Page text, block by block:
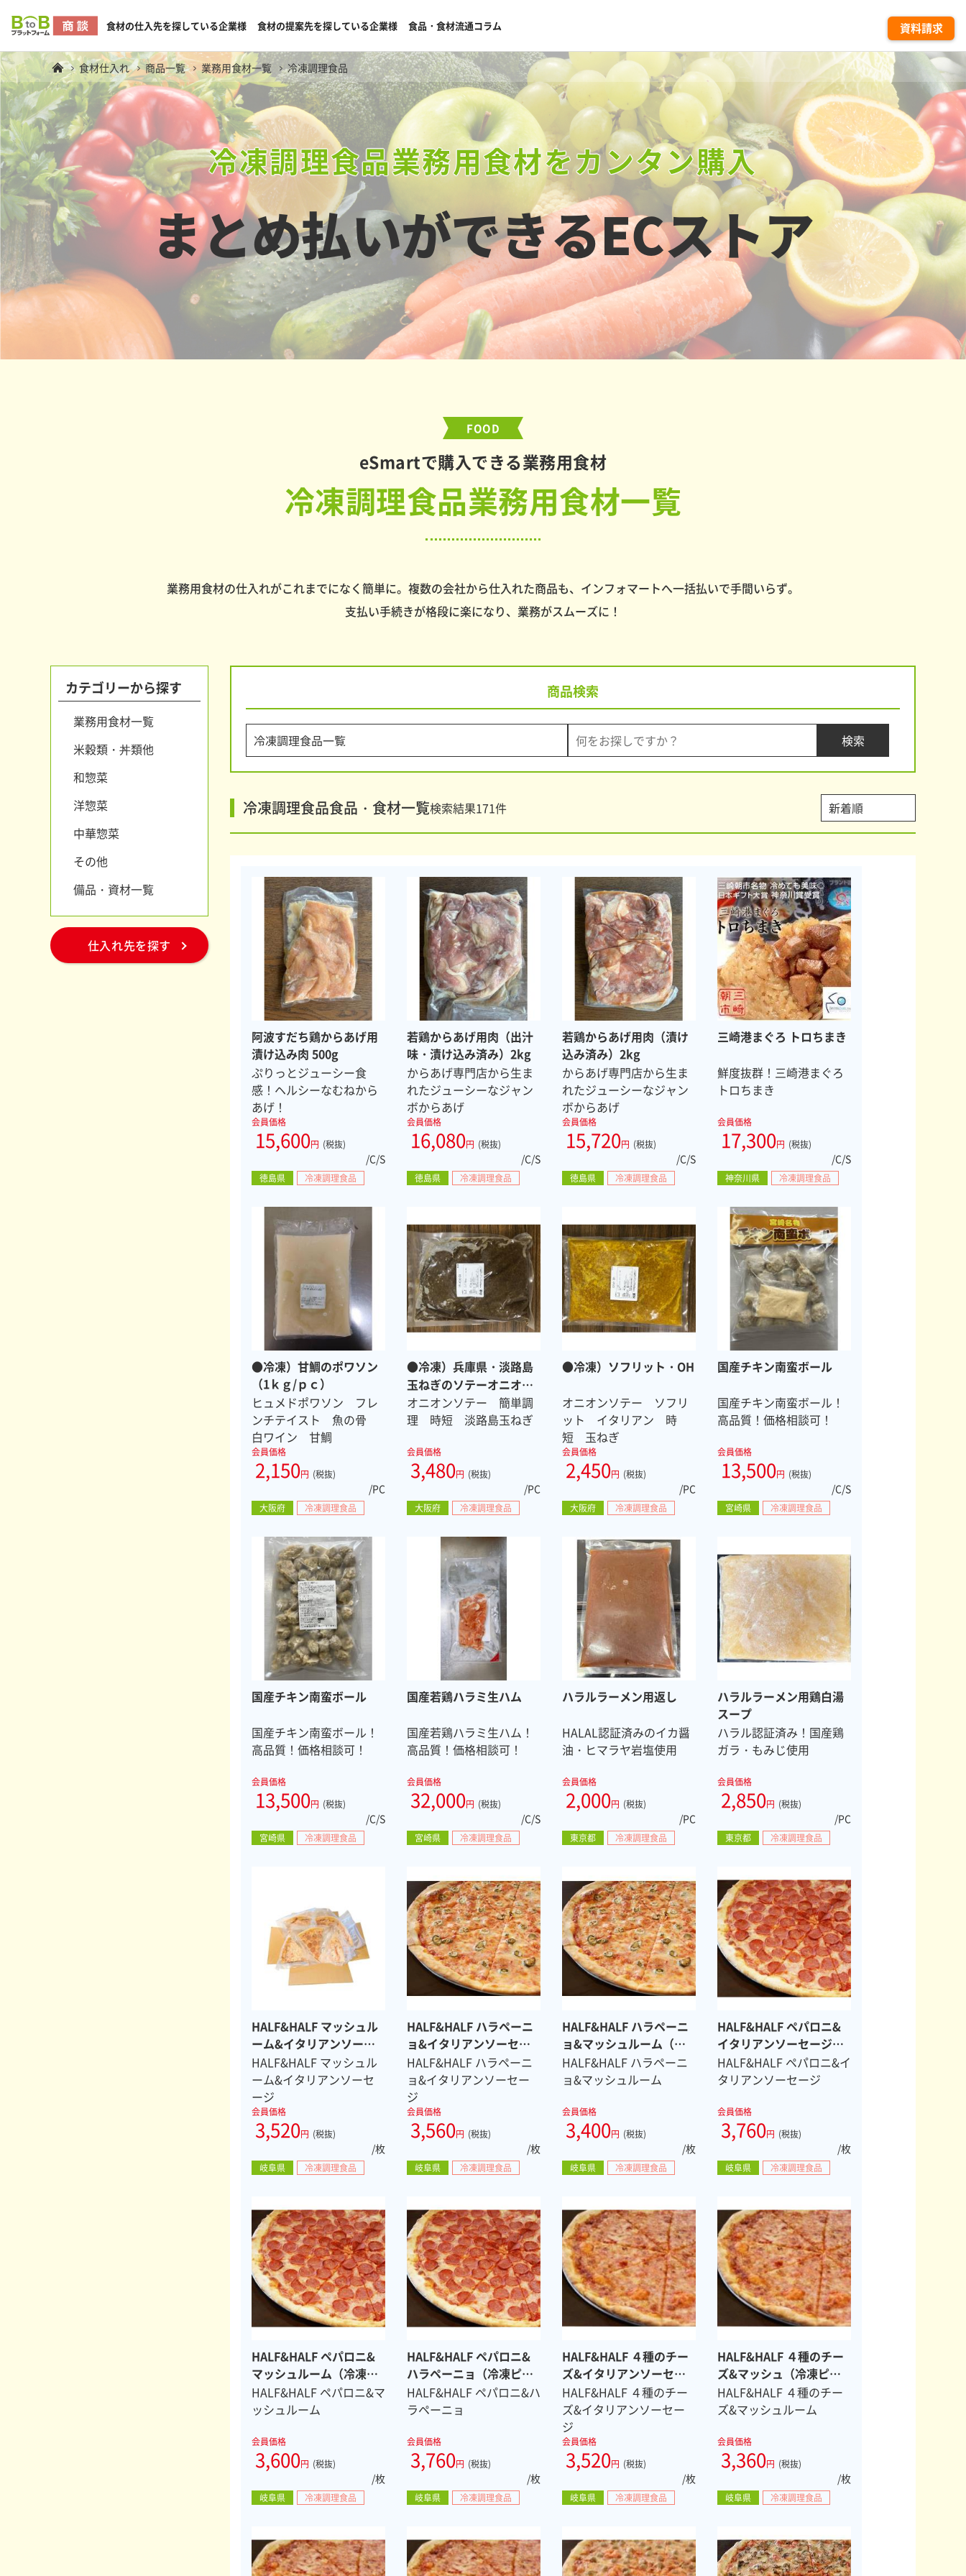
資料請求
食材の仕入先を探している企業様 食材の提案先を探している企業様 食品・食材流通コラム
食材仕入れ 商品一覧 業務用食材一覧 冷凍調理食品
冷凍調理食品業務用食材をカンタン購入
まとめ払いができるECストア
FOOD
eSmartで購入できる業務用食材
冷凍調理食品業務用食材一覧
業務用食材の仕入れがこれまでになく簡単に。複数の会社から仕入れた商品も、インフォマートへ一括払いで手間いらず。
支払い手続きが格段に楽になり、業務がスムーズに！
商品検索
冷凍調理食品食品・食材一覧検索結果171件
阿波すだち鶏からあげ用
漬け込み肉 500g
ぷりっとジューシー食
感！ヘルシーなむねから
あげ！
会員価格
15,600円 (税抜)
/C/S
徳島県 冷凍調理食品
若鶏からあげ用肉（出汁
味・漬け込み済み）2kg
からあげ専門店から生ま
れたジューシーなジャン
ボからあげ
会員価格
16,080円 (税抜)
/C/S
徳島県 冷凍調理食品
若鶏からあげ用肉（漬け
込み済み）2kg
からあげ専門店から生ま
れたジューシーなジャン
ボからあげ
会員価格
15,720円 (税抜)
/C/S
徳島県 冷凍調理食品
三崎港まぐろ トロちまき
鮮度抜群！三崎港まぐろ
トロちまき
会員価格
17,300円 (税抜)
/C/S
神奈川県 冷凍調理食品
●冷凍）甘鯛のポワソン
（1ｋｇ/ｐｃ）
ヒュメドポワソン フレ
ンチテイスト 魚の骨
白ワイン 甘鯛
会員価格
2,150円 (税抜)
/PC
大阪府 冷凍調理食品
●冷凍）兵庫県・淡路島
玉ねぎのソテーオニオン
OH
オニオンソテー 簡単調
理 時短 淡路島玉ねぎ
会員価格
3,480円 (税抜)
/PC
大阪府 冷凍調理食品
●冷凍）ソフリット・OH
オニオンソテー ソフリ
ット イタリアン 時
短 玉ねぎ
会員価格
2,450円 (税抜)
/PC
大阪府 冷凍調理食品
国産チキン南蛮ボール
国産チキン南蛮ボール！
高品質！価格相談可！
会員価格
13,500円 (税抜)
/C/S
宮崎県 冷凍調理食品
国産チキン南蛮ボール
国産チキン南蛮ボール！
高品質！価格相談可！
会員価格
13,500円 (税抜)
/C/S
宮崎県 冷凍調理食品
国産若鶏ハラミ生ハム
国産若鶏ハラミ生ハム！
高品質！価格相談可！
会員価格
32,000円 (税抜)
/C/S
宮崎県 冷凍調理食品
ハラルラーメン用返し
HALAL認証済みのイカ醤
油・ヒマラヤ岩塩使用
会員価格
2,000円 (税抜)
/PC
東京都 冷凍調理食品
ハラルラーメン用鶏白湯
スープ
ハラル認証済み！国産鶏
ガラ・もみじ使用
会員価格
2,850円 (税抜)
/PC
東京都 冷凍調理食品
HALF&HALF マッシュル
ーム&イタリアンソーセ
ージ（冷凍ピザ ８スラ
イス）
HALF&HALF マッシュル
ーム&イタリアンソーセ
ージ
会員価格
3,520円 (税抜)
/枚
岐阜県 冷凍調理食品
HALF&HALF ハラペーニ
ョ&イタリアンソーセー
ジ（冷凍ピザ ８スライ
ス）
HALF&HALF ハラペーニ
ョ&イタリアンソーセー
ジ
会員価格
3,560円 (税抜)
/枚
岐阜県 冷凍調理食品
HALF&HALF ハラペーニ
ョ&マッシュルーム（冷
凍ピザ ８スライス）
HALF&HALF ハラペーニ
ョ&マッシュルーム
会員価格
3,400円 (税抜)
/枚
岐阜県 冷凍調理食品
HALF&HALF ペパロニ&
イタリアンソーセージ
（冷凍ピザ ８スライ
ス）
HALF&HALF ペパロニ&イ
タリアンソーセージ
会員価格
3,760円 (税抜)
/枚
岐阜県 冷凍調理食品
HALF&HALF ペパロニ&
マッシュルーム（冷凍ピ
ザ ８スライス）
HALF&HALF ペパロニ&マ
ッシュルーム
会員価格
3,600円 (税抜)
/枚
岐阜県 冷凍調理食品
HALF&HALF ペパロニ&
ハラペーニョ（冷凍ピ
ザ ８スライス）
HALF&HALF ペパロニ&ハ
ラペーニョ
会員価格
3,760円 (税抜)
/枚
岐阜県 冷凍調理食品
HALF&HALF ４種のチー
ズ&イタリアンソーセー
ジ（冷凍ピザ ８スライ
ス）
HALF&HALF ４種のチー
ズ&イタリアンソーセー
ジ
会員価格
3,520円 (税抜)
/枚
岐阜県 冷凍調理食品
HALF&HALF ４種のチー
ズ&マッシュ（冷凍ピ
ザ ８スライス）
HALF&HALF ４種のチー
ズ&マッシュルーム
会員価格
3,360円 (税抜)
/枚
岐阜県 冷凍調理食品
カテゴリーから探す
業務用食材一覧
米穀類・丼類他
和惣菜
洋惣菜
中華惣菜
その他
備品・資材一覧
仕入れ先を探す